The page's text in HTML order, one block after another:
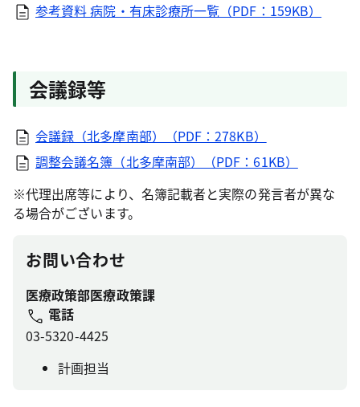
参考資料 病院・有床診療所一覧（PDF：159KB）
会議録等
会議録（北多摩南部）（PDF：278KB）
調整会議名簿（北多摩南部）（PDF：61KB）
※代理出席等により、名簿記載者と実際の発言者が異な
る場合がございます。
お問い合わせ
医療政策部医療政策課
電話
03-5320-4425
計画担当